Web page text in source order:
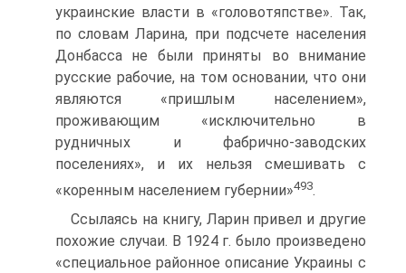
украинские власти в «головотяпстве». Так,
по словам Ларина, при подсчете населения
Донбасса не были приняты во внимание
русские рабочие, на том основании, что они
являются «пришлым населением»,
проживающим «исключительно в
рудничных и фабрично-заводских
поселениях», и их нельзя смешивать с
«коренным населением губернии»493.
Ссылаясь на книгу, Ларин привел и другие
похожие случаи. В 1924 г. было произведено
«специальное районное описание Украины с